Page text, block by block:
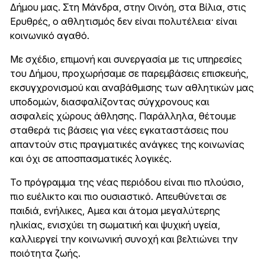
Δήμου μας. Στη Μάνδρα, στην Οινόη, στα Βίλια, στις
Ερυθρές, ο αθλητισμός δεν είναι πολυτέλεια· είναι
κοινωνικό αγαθό.
Με σχέδιο, επιμονή και συνεργασία με τις υπηρεσίες
του Δήμου, προχωρήσαμε σε παρεμβάσεις επισκευής,
εκσυγχρονισμού και αναβάθμισης των αθλητικών μας
υποδομών, διασφαλίζοντας σύγχρονους και
ασφαλείς χώρους άθλησης. Παράλληλα, θέτουμε
σταθερά τις βάσεις για νέες εγκαταστάσεις που
απαντούν στις πραγματικές ανάγκες της κοινωνίας
και όχι σε αποσπασματικές λογικές.
Το πρόγραμμα της νέας περιόδου είναι πιο πλούσιο,
πιο ευέλικτο και πιο ουσιαστικό. Απευθύνεται σε
παιδιά, ενήλικες, Αμεα και άτομα μεγαλύτερης
ηλικίας, ενισχύει τη σωματική και ψυχική υγεία,
καλλιεργεί την κοινωνική συνοχή και βελτιώνει την
ποιότητα ζωής.